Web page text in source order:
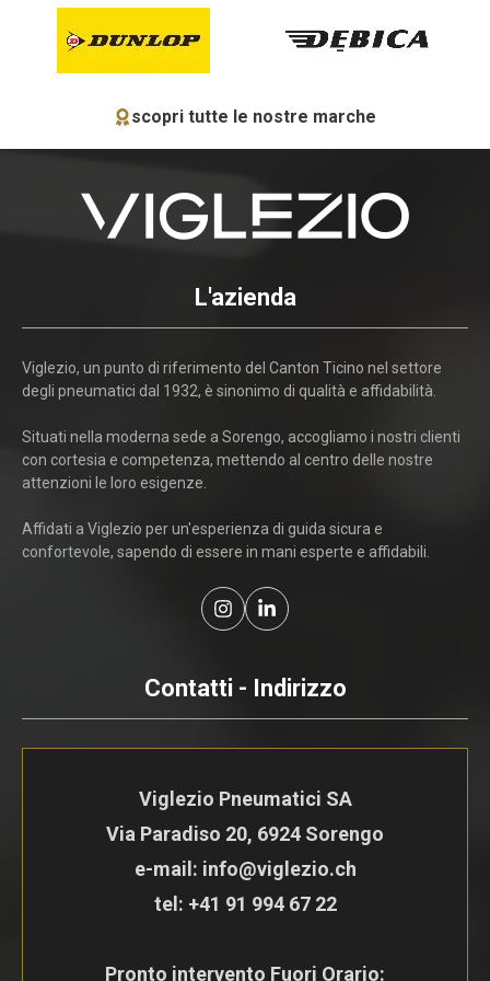
scopri tutte le nostre marche
L'azienda
Viglezio, un punto di riferimento del Canton Ticino nel settore
degli pneumatici dal 1932, è sinonimo di qualità e affidabilità.
Situati nella moderna sede a Sorengo, accogliamo i nostri clienti
con cortesia e competenza, mettendo al centro delle nostre
attenzioni le loro esigenze.
Affidati a Viglezio per un'esperienza di guida sicura e
confortevole, sapendo di essere in mani esperte e affidabili.
Contatti - Indirizzo
Viglezio Pneumatici SA
Via Paradiso 20, 6924 Sorengo
e-mail: info@viglezio.ch
tel: +41 91 994 67 22
Pronto intervento Fuori Orario: